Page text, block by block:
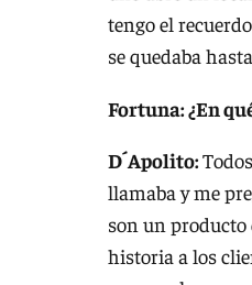
tengo el
se quedaba
Fortuna: ¿En
D´Apolito:
llamaba y me
son un producto
historia a los